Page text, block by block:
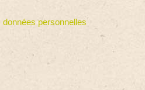
personnelles